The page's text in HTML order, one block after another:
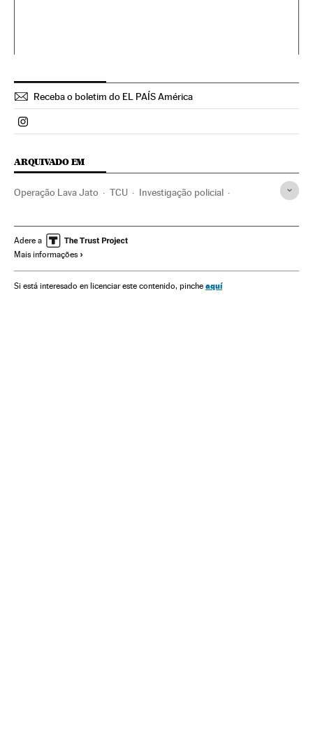
Receba o boletim do EL PAÍS América
Politica El País Brasil en Instagram
ARQUIVADO EM
Operação Lava Jato TCU Investigação policial
Financiamento ilegal Petrobras
Financiamento partidos
Corrupção política Corrupção Polícia Brasil
Adere a
Mais informações
Si está interesado en licenciar este contenido, pinche aquí